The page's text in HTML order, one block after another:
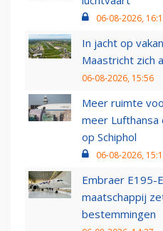
06-08-2026,
In jacht op
Maastricht zich
06-08-2026, 15:56
Meer ruimte
meer Lufthansa
op Schiphol
06-08-2026,
Embraer E195-
maatschappij
bestemmingen